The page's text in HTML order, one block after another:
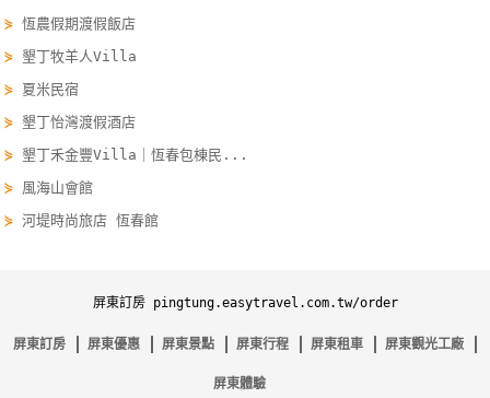
會
員
帳
客
⋟恆農假期渡假飯店
⋟ 墾丁牧羊人Villa
⋟ 夏米民宿
⋟ 墾丁怡灣渡假酒店
⋟ 墾丁禾金豐Villa｜恆春包棟民...
⋟ 風海山會館
⋟河堤時尚旅店 恆春館
屏東訂房 pingtung.easytravel.com.tw/order
屏東訂房 屏東優惠 屏東景點 屏東行程 屏東租車 屏東觀光工廠
屏東體驗